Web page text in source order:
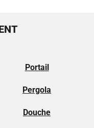
Portail
Pergola
Douche